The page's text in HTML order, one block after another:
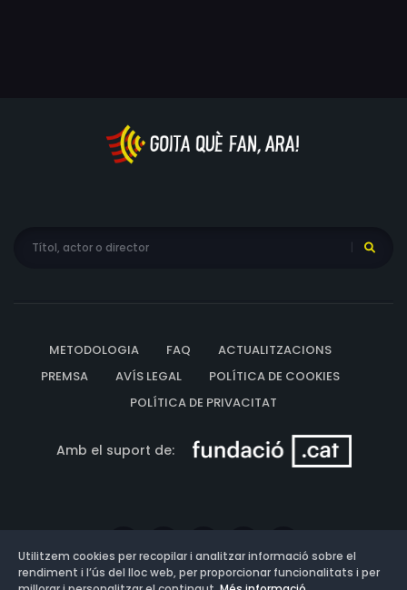
METODOLOGIA FAQ
ACTUALITZACIONS
PREMSA
AVÍS LEGAL
POLÍTICA DE COOKIES
POLÍTICA DE PRIVACITAT
Amb el suport de:
Utilitzem cookies per recopilar i analitzar informació sobre el
rendiment i l’ús del lloc web, per proporcionar funcionalitats i per